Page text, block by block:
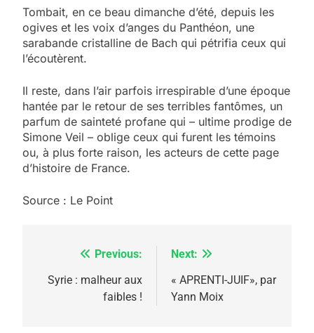
Tombait, en ce beau dimanche d’été, depuis les
ogives et les voix d’anges du Panthéon, une
sarabande cristalline de Bach qui pétrifia ceux qui
l’écoutèrent.
Il reste, dans l’air parfois irrespirable d’une époque
hantée par le retour de ses terribles fantômes, un
parfum de sainteté profane qui – ultime prodige de
Simone Veil – oblige ceux qui furent les témoins
ou, à plus forte raison, les acteurs de cette page
d’histoire de France.
Source : Le Point
Navigation
de
Previous:
Syrie : malheur aux
faibles !
Next:
« APRENTI-JUIF», par
Yann Moix
2025, l’année la plus
meurtrière selon le